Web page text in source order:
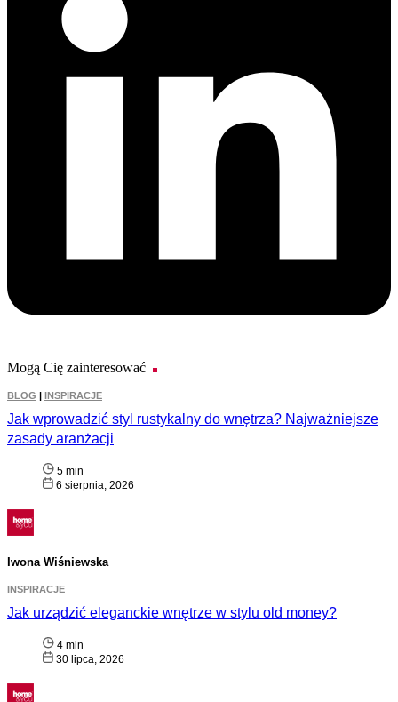
Mogą Cię zainteresować
BLOG INSPIRACJE
Jak wprowadzić styl rustykalny do wnętrza? Najważniejsze
zasady aranżacji
5 min
6 sierpnia, 2026
Iwona Wiśniewska
INSPIRACJE
Jak urządzić eleganckie wnętrze w stylu old money?
4 min
30 lipca, 2026